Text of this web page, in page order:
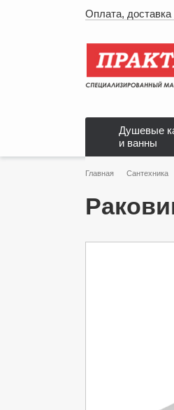
Оплата, доставка
Душевые
и ванны
Главная Сантехника